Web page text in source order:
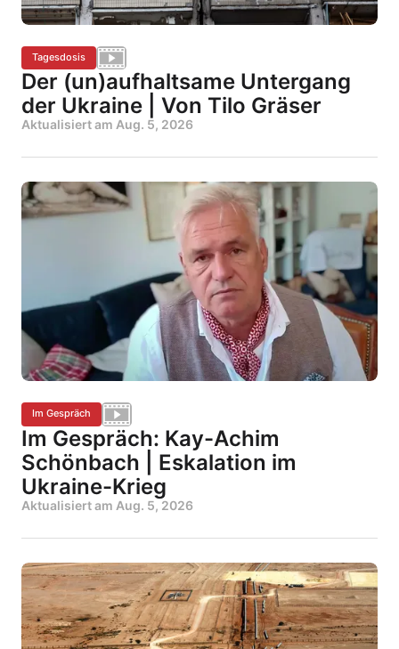
Tagesdosis
Der (un)aufhaltsame Untergang
der Ukraine | Von Tilo Gräser
Aktualisiert am Aug. 5, 2026
Im Gespräch
Im Gespräch: Kay-Achim
Schönbach | Eskalation im
Ukraine-Krieg
Aktualisiert am Aug. 5, 2026